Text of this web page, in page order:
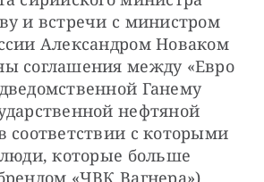
и встречи с министром
Александром Новаком
соглашения между «Евро
Ганему
нефтяной
соответствии с которыми
которые больше